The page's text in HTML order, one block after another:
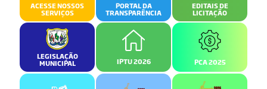
ACESSE NOSSOS
SERVIÇOS
PORTAL DA
TRANSPARÊNCIA
EDITAIS DE
LICITAÇÃO
LEGISLAÇÃO
MUNICIPAL IPTU 2026 PCA 2025